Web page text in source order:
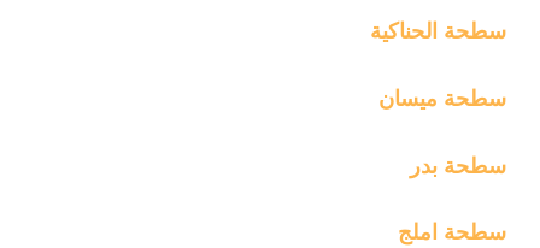
سطحة الحناكية
سطحة ميسان
سطحة بدر
سطحة املج